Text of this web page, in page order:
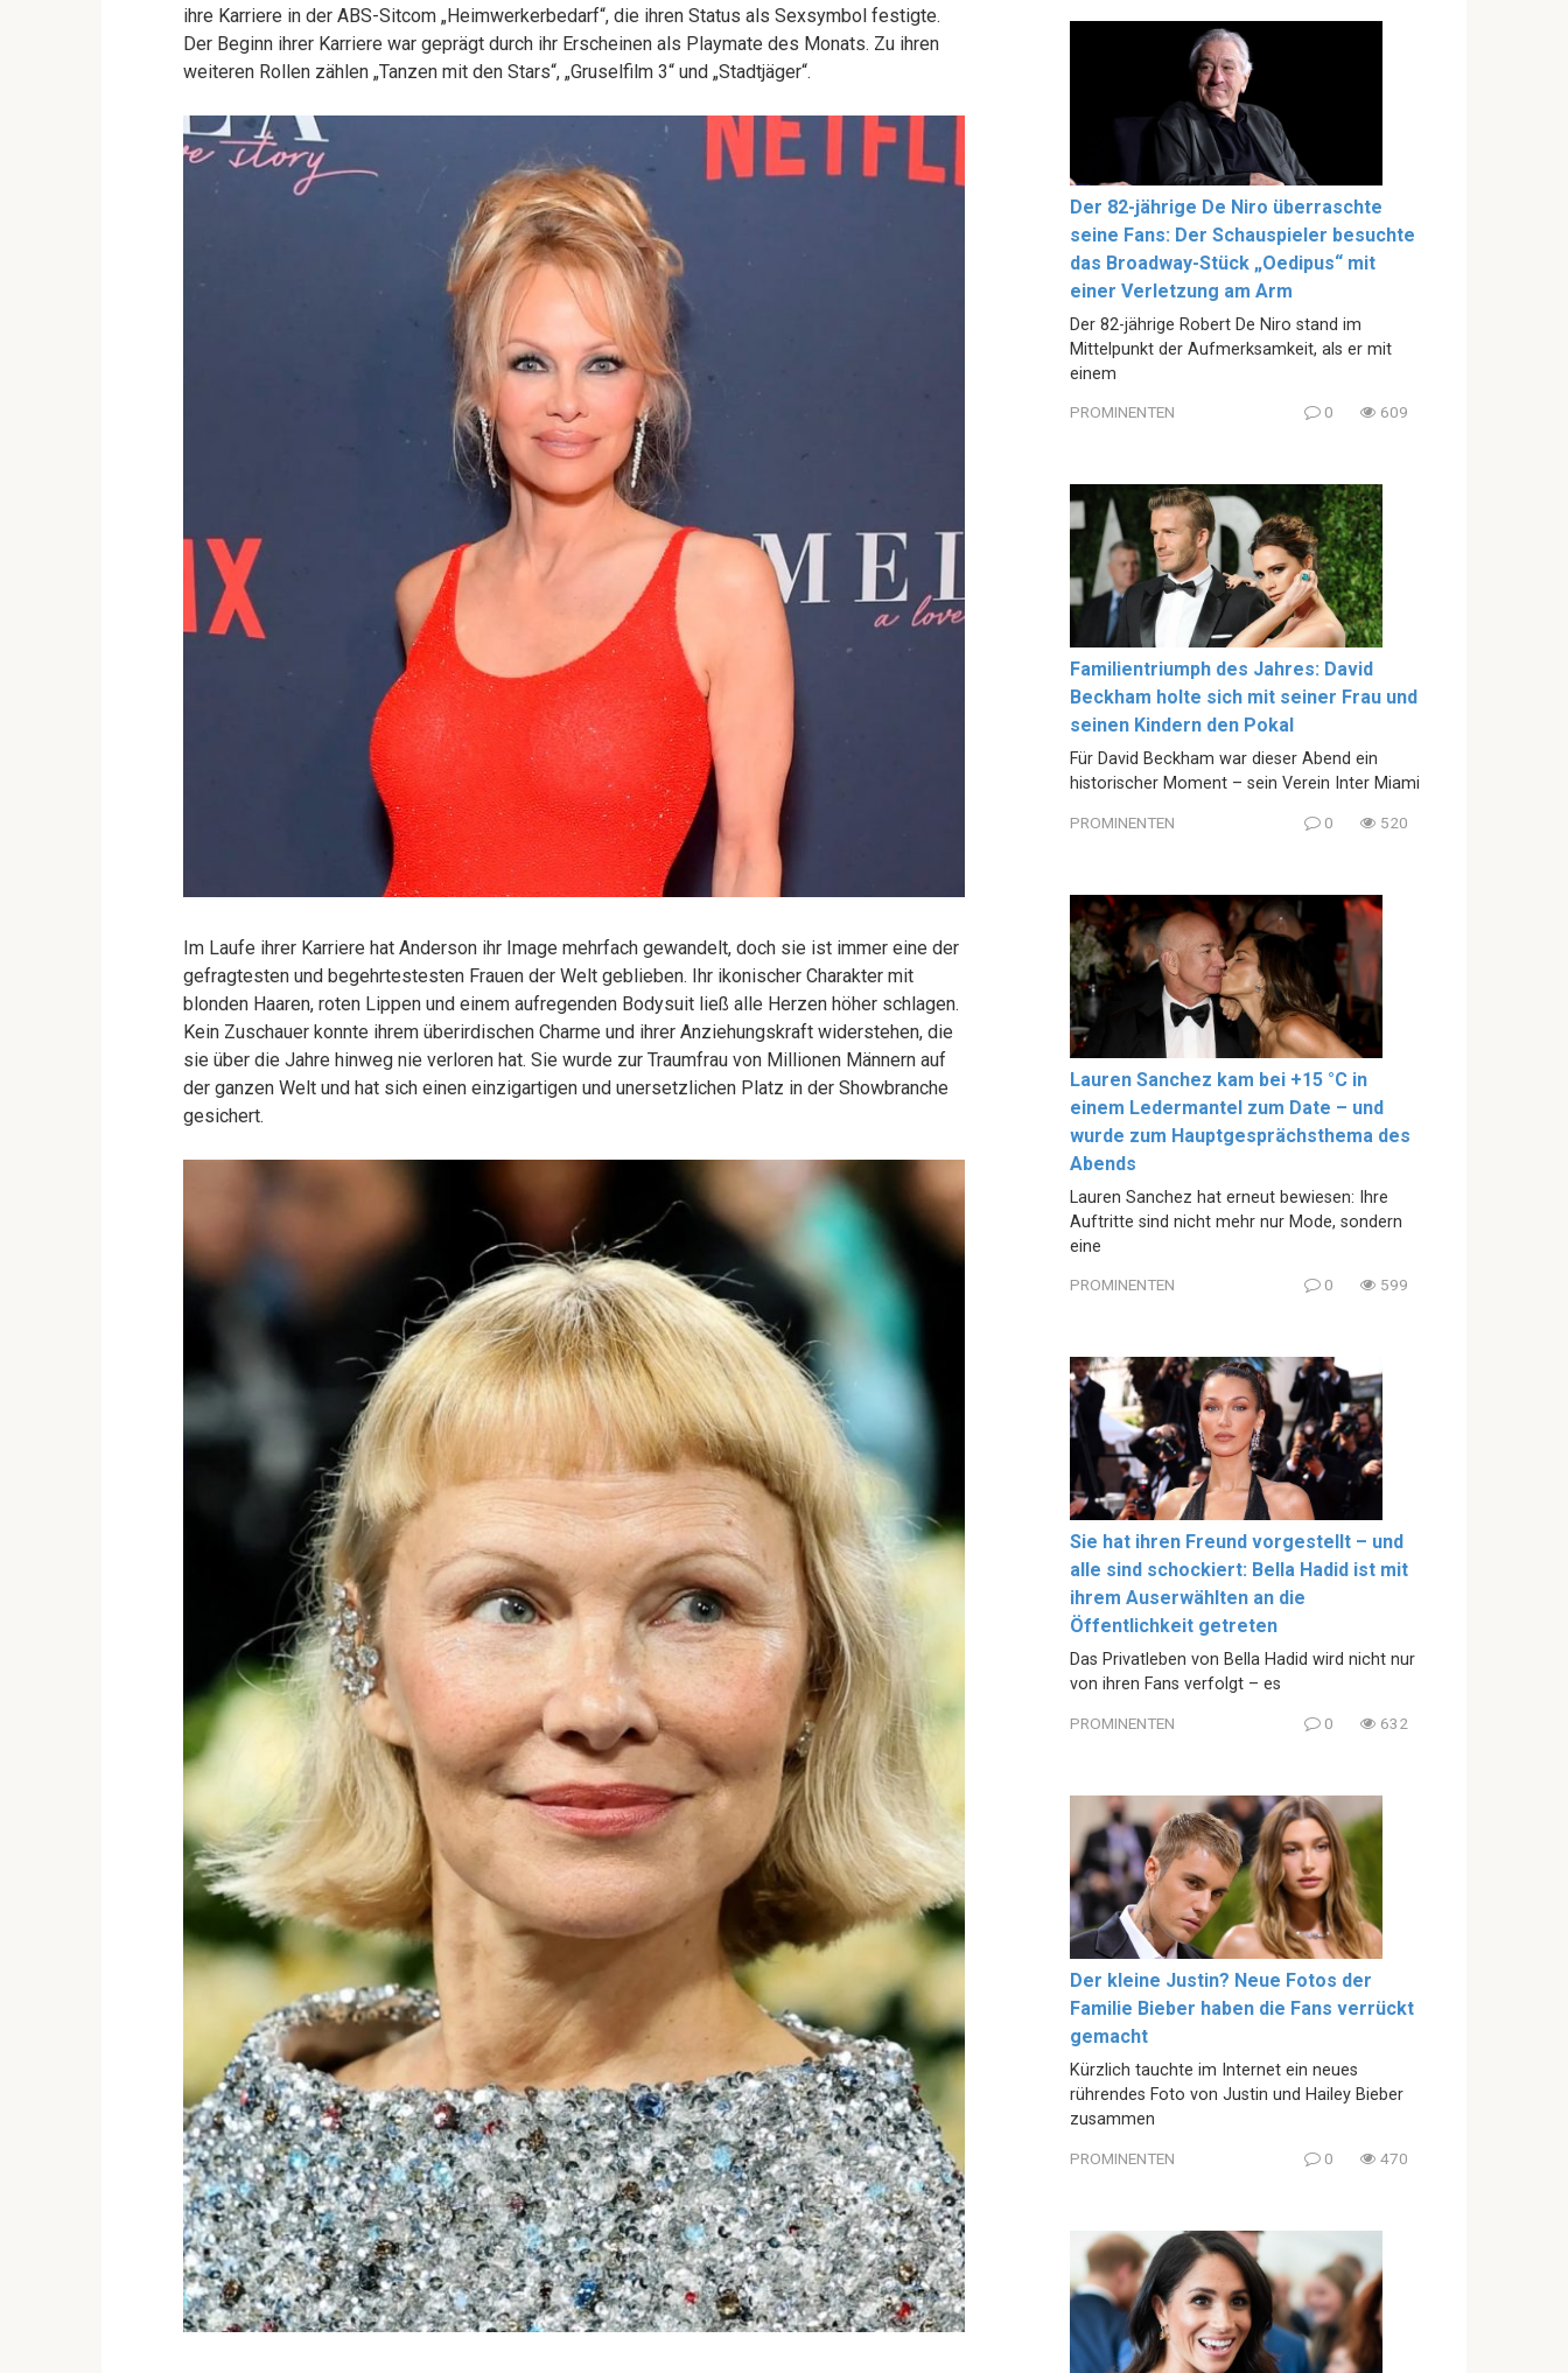
ihre Karriere in der ABS-Sitcom „Heimwerkerbedarf“, die ihren Status als Sexsymbol festigte.
Der Beginn ihrer Karriere war geprägt durch ihr Erscheinen als Playmate des Monats. Zu ihren
weiteren Rollen zählen „Tanzen mit den Stars“, „Gruselfilm 3“ und „Stadtjäger“.
Im Laufe ihrer Karriere hat Anderson ihr Image mehrfach gewandelt, doch sie ist immer eine der
gefragtesten und begehrtestesten Frauen der Welt geblieben. Ihr ikonischer Charakter mit
blonden Haaren, roten Lippen und einem aufregenden Bodysuit ließ alle Herzen höher schlagen.
Kein Zuschauer konnte ihrem überirdischen Charme und ihrer Anziehungskraft widerstehen, die
sie über die Jahre hinweg nie verloren hat. Sie wurde zur Traumfrau von Millionen Männern auf
der ganzen Welt und hat sich einen einzigartigen und unersetzlichen Platz in der Showbranche
gesichert.
Der 82-jährige De Niro überraschte
seine Fans: Der Schauspieler besuchte
das Broadway-Stück „Oedipus“ mit
einer Verletzung am Arm
Der 82-jährige Robert De Niro stand im
Mittelpunkt der Aufmerksamkeit, als er mit
einem
PROMINENTEN 0 609
Familientriumph des Jahres: David
Beckham holte sich mit seiner Frau und
seinen Kindern den Pokal
Für David Beckham war dieser Abend ein
historischer Moment – sein Verein Inter Miami
PROMINENTEN 0 520
Lauren Sanchez kam bei +15 °C in
einem Ledermantel zum Date – und
wurde zum Hauptgesprächsthema des
Abends
Lauren Sanchez hat erneut bewiesen: Ihre
Auftritte sind nicht mehr nur Mode, sondern
eine
PROMINENTEN 0 599
Sie hat ihren Freund vorgestellt – und
alle sind schockiert: Bella Hadid ist mit
ihrem Auserwählten an die
Öffentlichkeit getreten
Das Privatleben von Bella Hadid wird nicht nur
von ihren Fans verfolgt – es
PROMINENTEN 0 632
Der kleine Justin? Neue Fotos der
Familie Bieber haben die Fans verrückt
gemacht
Kürzlich tauchte im Internet ein neues
rührendes Foto von Justin und Hailey Bieber
zusammen
PROMINENTEN 0 470